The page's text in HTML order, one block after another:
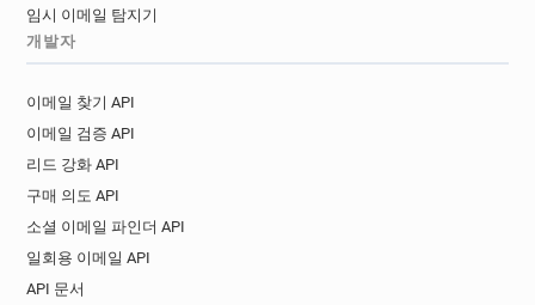
임시 이메일 탐지기
개발자
이메일 찾기 API
이메일 검증 API
리드 강화 API
구매 의도 API
소셜 이메일 파인더 API
일회용 이메일 API
API 문서